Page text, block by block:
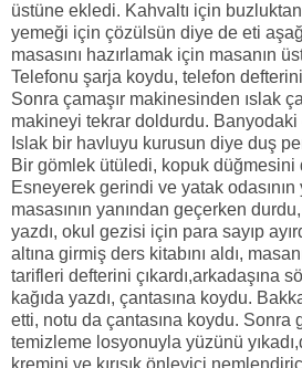
üstüne ekledi. Kahvaltı için
yemeği için çözülsün diye de eti
masasını hazırlamak için masanın
Telefonu şarja koydu, telefon
Sonra çamaşır makinesinden ıslak
makineyi tekrar doldurdu. Banyodaki
Islak bir havluyu kurusun diye duş
Bir gömlek ütüledi, kopuk düğmesini
Esneyerek gerindi ve yatak
masasının yanından geçerken
yazdı, okul gezisi için para sayıp
altına girmiş ders kitabını aldı,
tarifleri defterini çıkardı,arkadaşına
kağıda yazdı, çantasına koydu.
etti, notu da çantasına koydu. Sonra
temizleme losyonuyla yüzünü
kremini ve kırışık önleyici